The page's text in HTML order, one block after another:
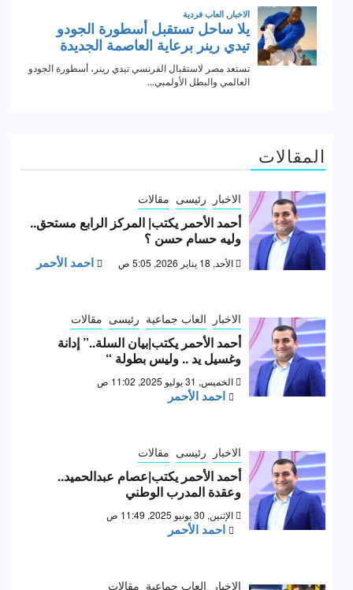
المقالات
الاخبار رئيسى مقالات
أحمد الأحمر يكتب| المركز الرابع مستحق..
وليه حسام حسن ؟
الأحد, 18 يناير 2026, 5:05 ص احمد الأحمر
الاخبار العاب جماعية رئيسى مقالات
أحمد الأحمر يكتب|بيان السلة..” إدانة
وغسيل يد .. وليس بطولة “
الخميس, 31 يوليو 2025, 11:02 ص
احمد الأحمر
الاخبار رئيسى مقالات
أحمد الأحمر يكتب|عصام عبدالحميد..
وعقدة المدرب الوطني
الإثنين, 30 يونيو 2025, 11:49 ص
احمد الأحمر
الاخبار العاب جماعية مقالات